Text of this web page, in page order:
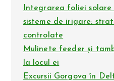
Integrarea foliei solare
sisteme de irigare:
controlate
Mulinete feeder și
la locul ei
Excursii Gorgova în